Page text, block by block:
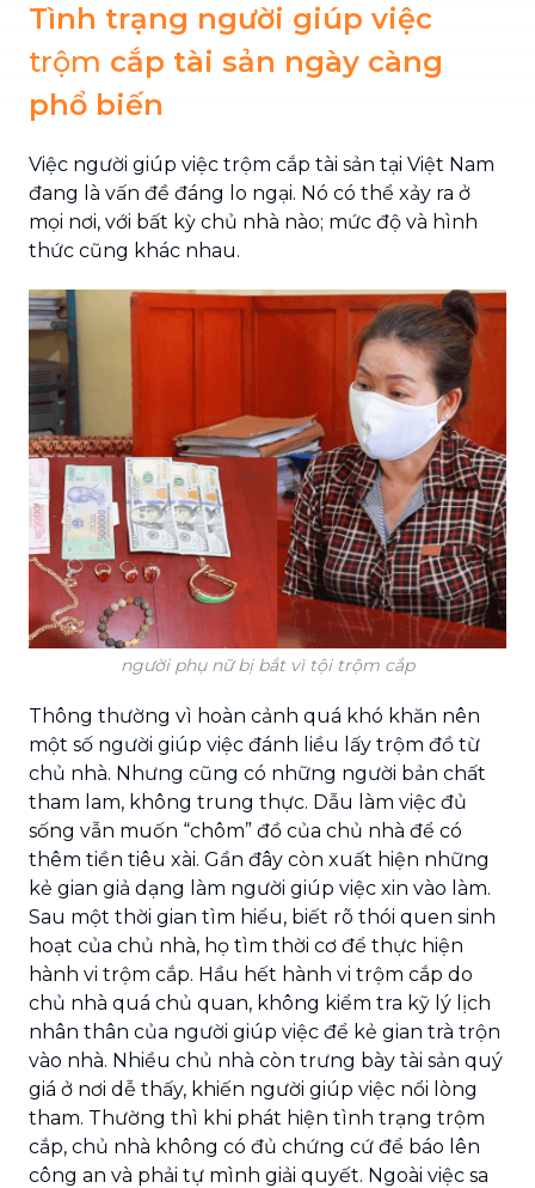
Tình trạng người giúp việc
trộm cắp tài sản ngày càng
phổ biến
Việc người giúp việc trộm cắp tài sản tại Việt Nam
đang là vấn đề đáng lo ngại. Nó có thể xảy ra ở
mọi nơi, với bất kỳ chủ nhà nào; mức độ và hình
thức cũng khác nhau.
người phụ nữ bị bắt vì tội trộm cắp
Thông thường vì hoàn cảnh quá khó khăn nên
một số người giúp việc đánh liều lấy trộm đồ từ
chủ nhà. Nhưng cũng có những người bản chất
tham lam, không trung thực. Dẫu làm việc đủ
sống vẫn muốn “chôm” đồ của chủ nhà để có
thêm tiền tiêu xài. Gần đây còn xuất hiện những
kẻ gian giả dạng làm người giúp việc xin vào làm.
Sau một thời gian tìm hiểu, biết rõ thói quen sinh
hoạt của chủ nhà, họ tìm thời cơ để thực hiện
hành vi trộm cắp. Hầu hết hành vi trộm cắp do
chủ nhà quá chủ quan, không kiểm tra kỹ lý lịch
nhân thân của người giúp việc để kẻ gian trà trộn
vào nhà. Nhiều chủ nhà còn trưng bày tài sản quý
giá ở nơi dễ thấy, khiến người giúp việc nổi lòng
tham. Thường thì khi phát hiện tình trạng trộm
cắp, chủ nhà không có đủ chứng cứ để báo lên
công an và phải tự mình giải quyết. Ngoài việc sa